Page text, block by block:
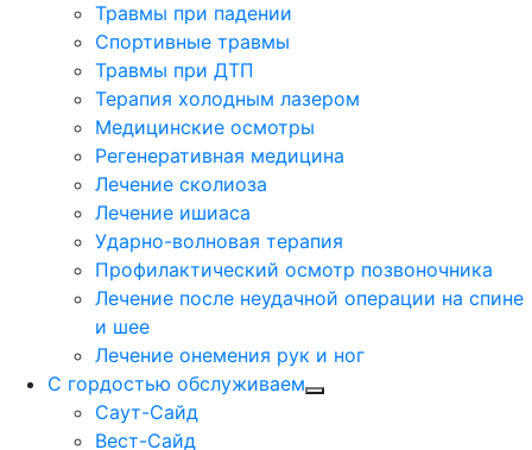
Травмы при падении
Спортивные травмы
Травмы при ДТП
Терапия холодным лазером
Медицинские осмотры
Регенеративная медицина
Лечение сколиоза
Лечение ишиаса
Ударно-волновая терапия
Профилактический осмотр позвоночника
Лечение после неудачной операции на спине
и шее
Лечение онемения рук и ног
С гордостью обслуживаем
Саут-Сайд
Вест-Сайд